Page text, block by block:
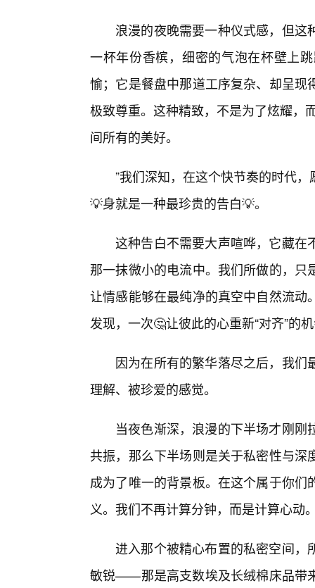
浪漫的夜晚需要一种仪式感，但
一杯年份香槟，细密的气泡在杯壁上
愉；它是餐盘中那道工序复杂、却呈
极致尊重。这种精致，不是为了炫耀，
间所有的美好。
”我们深知，在这个快节奏的时代
💡身就是一种最珍贵的告白💡。
这种告白不需要大声喧哗，它藏在
那一抹微小的电流中。我们所做的，
让情感能够在最纯净的真空中自然流
发现，一次🤔让彼此的心重新“对齐”的
因为在所有的繁华落尽之后，我
理解、被珍爱的感觉。
当夜色渐深，浪漫的下半场才刚
共振，那么下半场则是关于私密性与
成为了唯一的背景板。在这个属于你
义。我们不再计算分钟，而是计算心动
进入那个被精心布置的私密空间，
敏锐——那是高支数埃及长绒棉床品带